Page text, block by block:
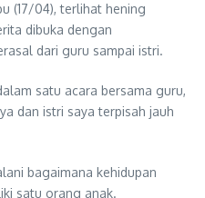
(17/04), terlihat hening
dibuka dengan
dari guru sampai istri.
satu acara bersama guru,
dan istri saya terpisah jauh
bagaimana kehidupan
satu orang anak.